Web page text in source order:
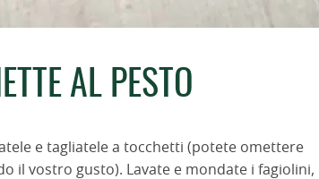
AL PESTO
e tagliatele a tocchetti (potete omettere
il vostro gusto). Lavate e mondate i fagiolini,